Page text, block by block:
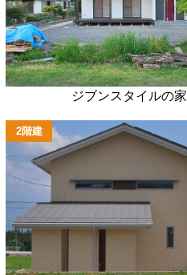
ジブンスタイルの家
2階建